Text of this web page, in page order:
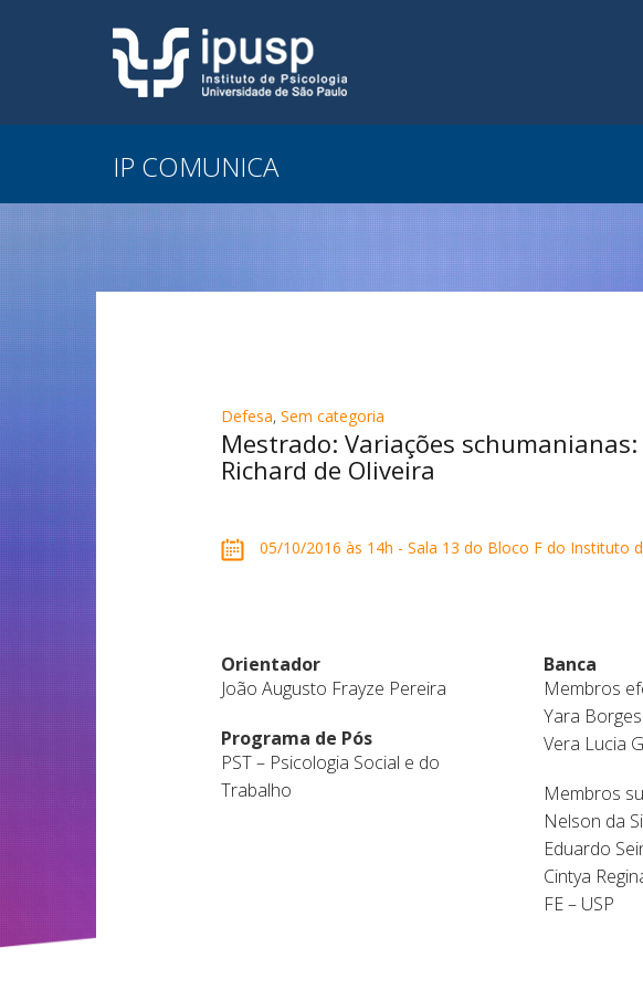
IP COMUNICA
Defesa, Sem categoria
Mestrado: Variações
Richard de Oliveira
05/10/2016 às 14h - Sala 13 do Bloco F do Instituto
Orientador
João Augusto Frayze Pereira
Programa de Pós
PST – Psicologia Social e do
Trabalho
Banca
Membros
Yara
Vera Lucia
Membros
Nelson da
Eduardo
Cintya
FE – USP